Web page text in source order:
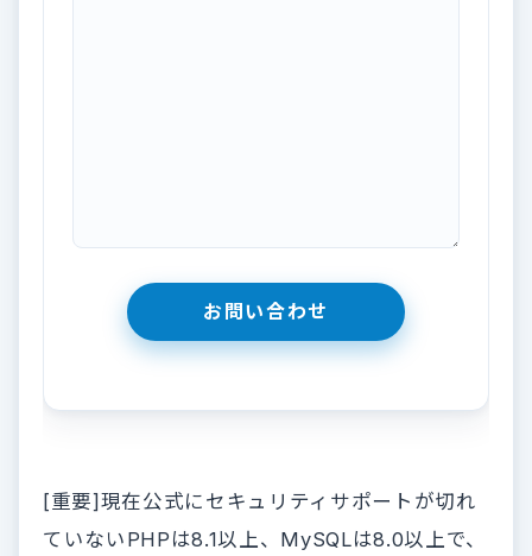
[重要]現在公式にセキュリティサポートが切れ
ていないPHPは8.1以上、MySQLは8.0以上で、